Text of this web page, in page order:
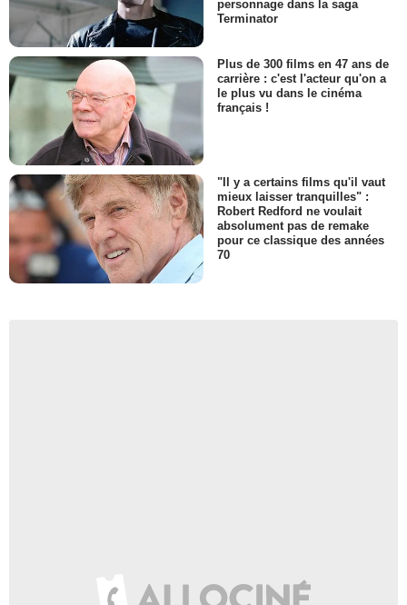
personnage dans la saga
Terminator
Plus de 300 films en 47 ans de
carrière : c'est l'acteur qu'on a
le plus vu dans le cinéma
français !
"Il y a certains films qu'il vaut
mieux laisser tranquilles" :
Robert Redford ne voulait
absolument pas de remake
pour ce classique des années
70